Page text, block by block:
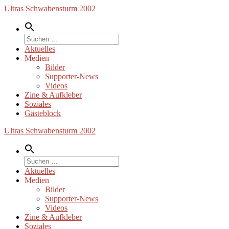
Zum
springen
Ultras Schwabensturm 2002
Suche
nach:
Aktuelles
Medien
Bilder
Supporter-News
Videos
Zine & Aufkleber
Soziales
Gästeblock
Ultras Schwabensturm 2002
Suche
nach:
Aktuelles
Medien
Bilder
Supporter-News
Videos
Zine & Aufkleber
Soziales